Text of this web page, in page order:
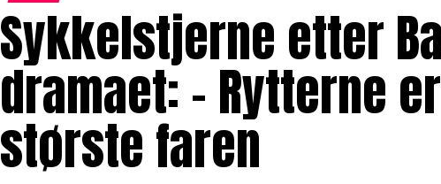
Sykkelstjerne etter
dramaet: – Rytterne
største faren